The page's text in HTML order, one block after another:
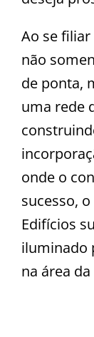
Ao se
não
de ponta,
uma rede
onde o
sucesso,
Edifícios
iluminado
na área